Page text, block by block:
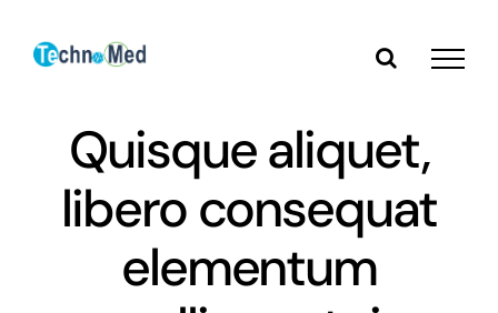
Inhalt
Quisque aliquet,
libero consequat
elementum